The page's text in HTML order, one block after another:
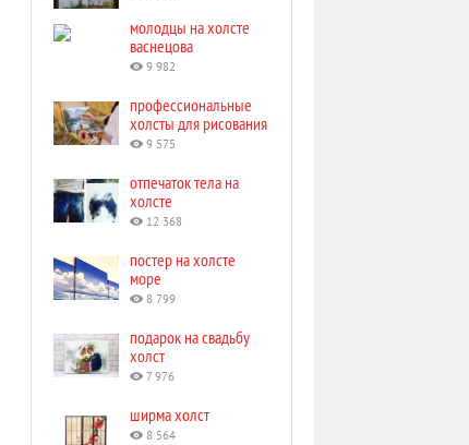
молодцы на холсте
васнецова
9 982
профессиональные
холсты для рисования
9 575
отпечаток тела на
холсте
12 368
постер на холсте
море
8 799
подарок на свадьбу
холст
7 976
ширма холст
8 564